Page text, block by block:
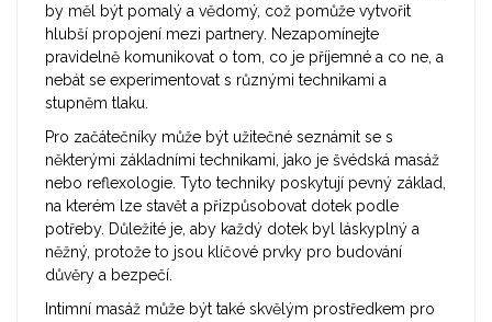
by měl být pomalý a vědomý, což pomůže vytvořit
hlubší propojení mezi partnery. Nezapomínejte
pravidelně komunikovat o tom, co je příjemné a co ne, a
nebát se experimentovat s různými technikami a
stupněm tlaku.
Pro začátečníky může být užitečné seznámit se s
některými základními technikami, jako je švédská masáž
nebo reflexologie. Tyto techniky poskytují pevný základ,
na kterém lze stavět a přizpůsobovat dotek podle
potřeby. Důležité je, aby každý dotek byl láskyplný a
něžný, protože to jsou klíčové prvky pro budování
důvěry a bezpečí.
Intimní masáž může být také skvělým prostředkem pro